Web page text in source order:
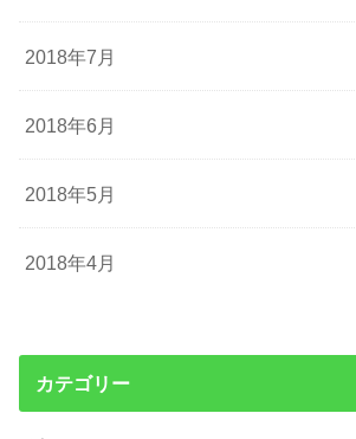
2018年7月
2018年6月
2018年5月
2018年4月
カテゴリー